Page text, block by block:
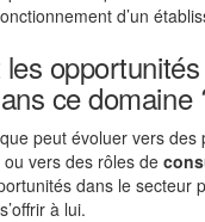
d’un
opportunités
ce domaine
peut évoluer vers des
ou vers des rôles de
dans le secteur
à lui.